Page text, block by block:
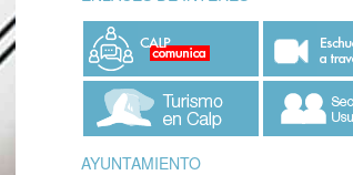
AYUNTAMIENTO